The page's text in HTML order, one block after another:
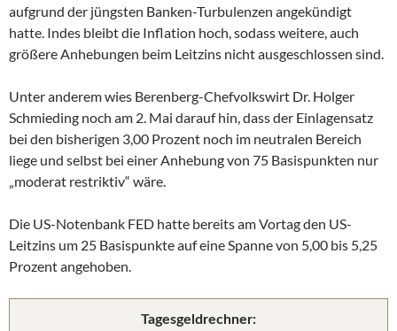
aufgrund der jüngsten Banken-Turbulenzen angekündigt
hatte. Indes bleibt die Inflation hoch, sodass weitere, auch
größere Anhebungen beim Leitzins nicht ausgeschlossen sind.
Unter anderem wies Berenberg-Chefvolkswirt Dr. Holger
Schmieding noch am 2. Mai darauf hin, dass der Einlagensatz
bei den bisherigen 3,00 Prozent noch im neutralen Bereich
liege und selbst bei einer Anhebung von 75 Basispunkten nur
„moderat restriktiv“ wäre.
Die US-Notenbank FED hatte bereits am Vortag den US-
Leitzins um 25 Basispunkte auf eine Spanne von 5,00 bis 5,25
Prozent angehoben.
Tagesgeldrechner: